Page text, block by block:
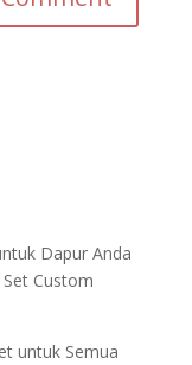
Dapur Anda
Custom
untuk Semua